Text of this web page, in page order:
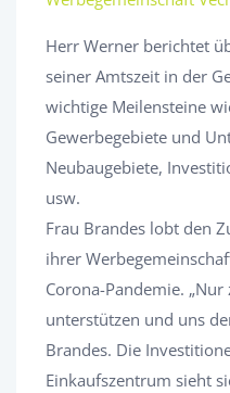
Herr Werner berichtet
seiner Amtszeit in der
wichtige Meilensteine
Gewerbegebiete und
Neubaugebiete,
usw.
Frau Brandes lobt den
ihrer
Corona-Pandemie.
unterstützen und uns
Brandes. Die
Einkaufszentrum sieht